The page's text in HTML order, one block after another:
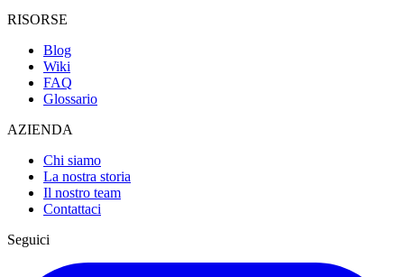
RISORSE
Blog
Wiki
FAQ
Glossario
AZIENDA
Chi siamo
La nostra storia
Il nostro team
Contattaci
Seguici